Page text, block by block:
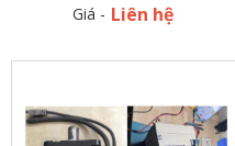
Giá - Liên hệ